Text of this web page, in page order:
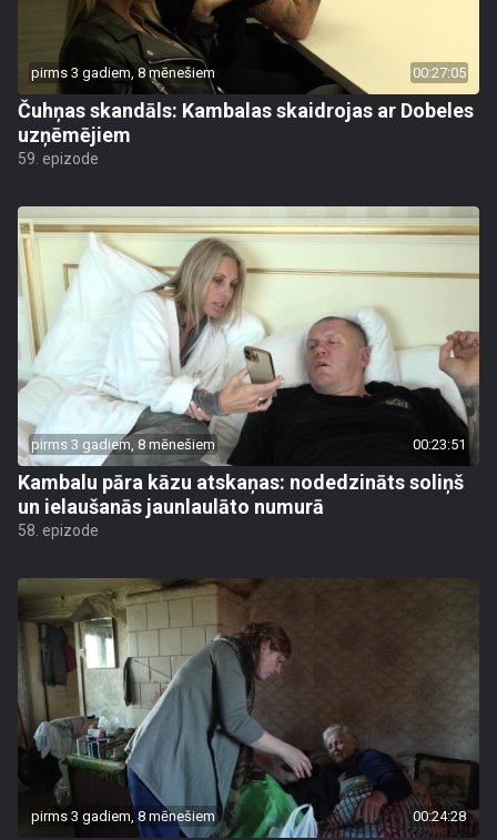
pirms 3 gadiem, 8 mēnešiem 00:27:05
Čuhņas skandāls: Kambalas skaidrojas ar Dobeles
uzņēmējiem
59. epizode
pirms 3 gadiem, 8 mēnešiem 00:23:51
Kambalu pāra kāzu atskaņas: nodedzināts soliņš
un ielaušanās jaunlaulāto numurā
58. epizode
pirms 3 gadiem, 8 mēnešiem 00:24:28